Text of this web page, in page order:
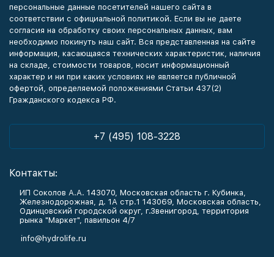
персональные данные посетителей нашего сайта в
соответствии с официальной политикой. Если вы не даете
согласия на обработку своих персональных данных, вам
необходимо покинуть наш сайт. Вся представленная на сайте
информация, касающаяся технических характеристик, наличия
на складе, стоимости товаров, носит информационный
характер и ни при каких условиях не является публичной
офертой, определяемой положениями Статьи 437(2)
Гражданского кодекса РФ.
+7 (495) 108-3228
Контакты:
ИП Соколов А.А. 143070, Московская область г. Кубинка,
Железнодорожная, д. 1А стр.1 143069, Московская область,
Одинцовский городской округ, г.Звенигород, территория
рынка "Маркет", павильон 4/7
info@hydrolife.ru